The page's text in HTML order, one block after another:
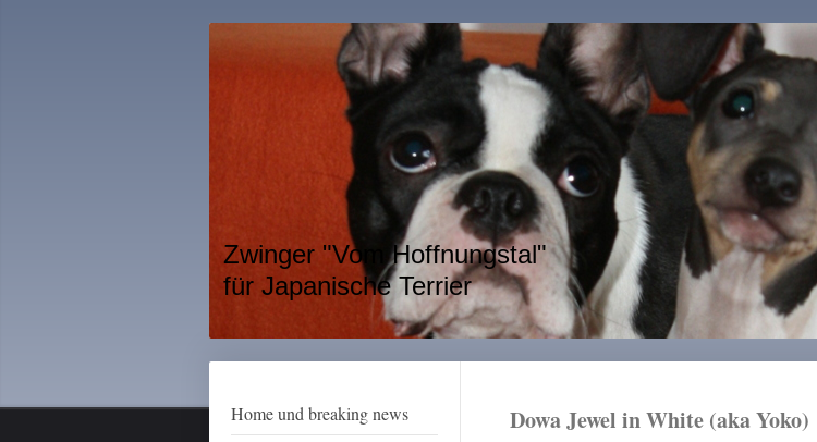
Zwinger "Vom Hoffnungstal"
für Japanische Terrier
Home und breaking news
Dowa Jewel in White (aka Yoko)